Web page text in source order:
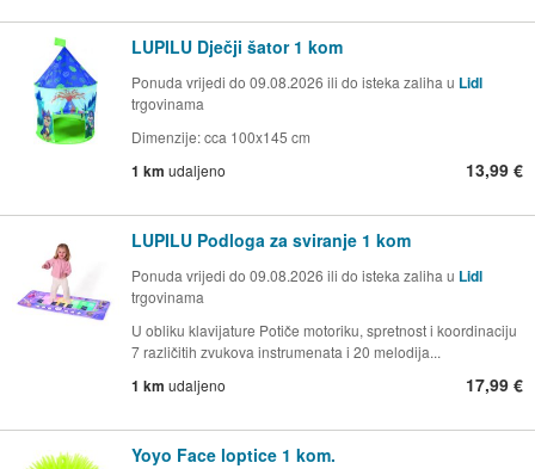
LUPILU Dječji šator 1 kom
Ponuda vrijedi do 09.08.2026 ili do isteka zaliha u Lidl
trgovinama
Dimenzije: cca 100x145 cm
1 km udaljeno 13,99 €
LUPILU Podloga za sviranje 1 kom
Ponuda vrijedi do 09.08.2026 ili do isteka zaliha u Lidl
trgovinama
U obliku klavijature Potiče motoriku, spretnost i koordinaciju
7 različitih zvukova instrumenata i 20 melodija...
1 km udaljeno 17,99 €
Yoyo Face loptice 1 kom.